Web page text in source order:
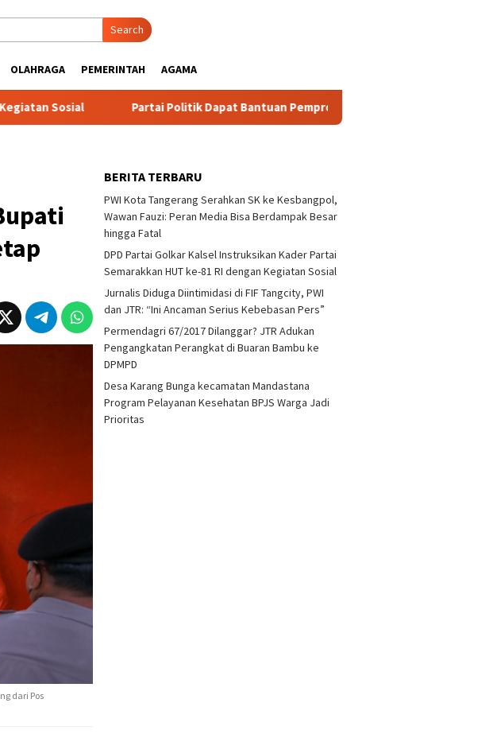
Search
OLAHRAGA PEMERINTAH AGAMA
Partai Politik Dapat Bantuan Pemprov Kalsel Untuk Memperkuat Kelembagaan
dari Pos
BERITA TERBARU
PWI Kota Tangerang Serahkan SK ke Kesbangpol,
Wawan Fauzi: Peran Media Bisa Berdampak Besar
hingga Fatal
DPD Partai Golkar Kalsel Instruksikan Kader Partai
Semarakkan HUT ke-81 RI dengan Kegiatan Sosial
Jurnalis Diduga Diintimidasi di FIF Tangcity, PWI
dan JTR: “Ini Ancaman Serius Kebebasan Pers”
Permendagri 67/2017 Dilanggar? JTR Adukan
Pengangkatan Perangkat di Buaran Bambu ke
DPMPD
Desa Karang Bunga kecamatan Mandastana
Program Pelayanan Kesehatan BPJS Warga Jadi
Prioritas